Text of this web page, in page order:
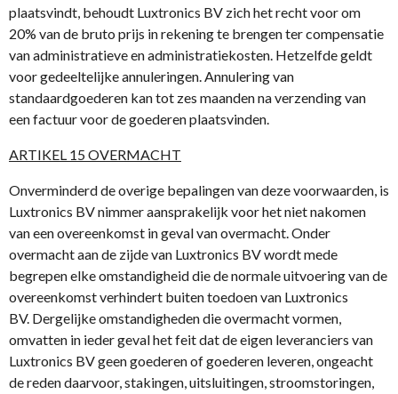
plaatsvindt, behoudt Luxtronics BV zich het recht voor om
20% van de bruto prijs in rekening te brengen ter compensatie
van administratieve en administratiekosten. Hetzelfde geldt
voor gedeeltelijke annuleringen. Annulering van
standaardgoederen kan tot zes maanden na verzending van
een factuur voor de goederen plaatsvinden.
ARTIKEL 15 OVERMACHT
Onverminderd de overige bepalingen van deze voorwaarden, is
Luxtronics BV nimmer aansprakelijk voor het niet nakomen
van een overeenkomst in geval van overmacht. Onder
overmacht aan de zijde van Luxtronics BV wordt mede
begrepen elke omstandigheid die de normale uitvoering van de
overeenkomst verhindert buiten toedoen van Luxtronics
BV. Dergelijke omstandigheden die overmacht vormen,
omvatten in ieder geval het feit dat de eigen leveranciers van
Luxtronics BV geen goederen of goederen leveren, ongeacht
de reden daarvoor, stakingen, uitsluitingen, stroomstoringen,